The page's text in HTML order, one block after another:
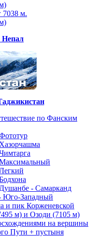
7038 м.
по Фанским
- Самарканд
Юго-Западный
и пик Корженевской
м) и Озоди (7105 м)
на вершины
Пути + пустыня